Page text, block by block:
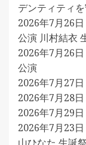
デンティティ
2026年7月26
公演 川村結衣
2026年7月26
公演
2026年7月27
2026年7月28
2026年7月29
2026年7月23